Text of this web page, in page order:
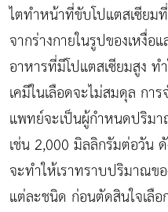
ไตทำหน้าที่ขับโปแตสเซียม
จากร่างกายในรูปของเหงื่อ
อาหารที่มีโปแตสเซียมสูง
เคมีในเลือดจะไม่สมดุล กา
แพทย์จะเป็นผู้กำหนดปริม
เช่น 2,000 มิลลิกรัมต่อวัน
จะทำให้เราทราบปริมาณข
แต่ละชนิด ก่อนตัดสินใจเลือ